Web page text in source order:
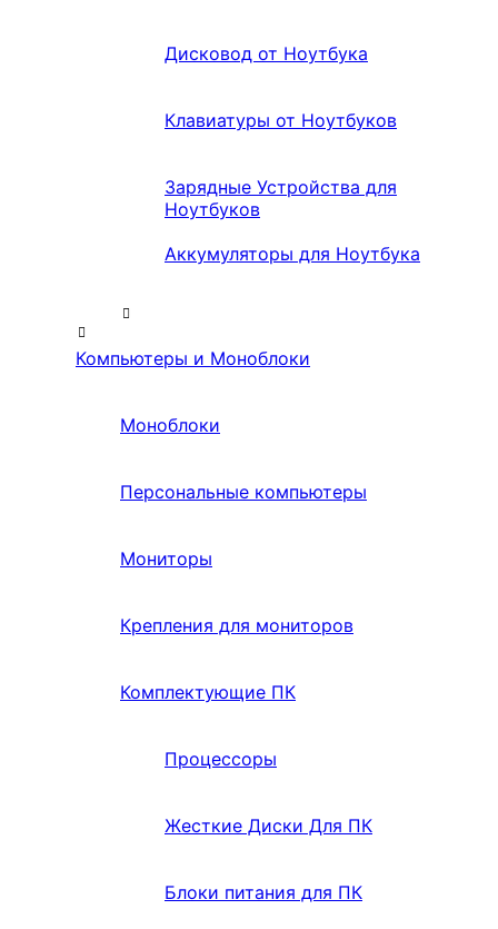
Дисковод от Ноутбука
Клавиатуры от Ноутбуков
Зарядные Устройства для
Ноутбуков
Аккумуляторы для Ноутбука
Компьютеры и Моноблоки
Моноблоки
Персональные компьютеры
Мониторы
Крепления для мониторов
Комплектующие ПК
Процессоры
Жесткие Диски Для ПК
Блоки питания для ПК